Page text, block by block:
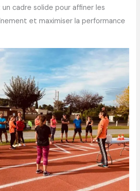
cadre solide pour affiner les
et maximiser la performance